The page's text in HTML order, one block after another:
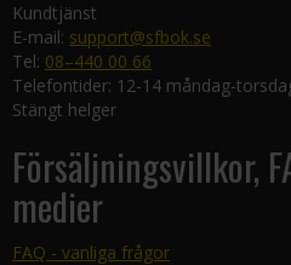
Kundtjänst
E-mail: support@sfbok.se
Tel: 08–440 00 66
Telefontider: 12-14 måndag-
Stängt helger
Försäljningsvillkor,
medier
FAQ - vanliga frågor